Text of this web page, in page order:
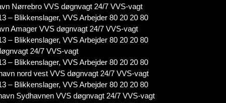
Nørrebro VVS døgnvagt 24/7 VVS-vagt
– Blikkenslager, VVS Arbejder 80 20 20 80
Amager VVS døgnvagt 24/7 VVS-vagt
– Blikkenslager, VVS Arbejder 80 20 20 80
24/7 VVS-vagt
– Blikkenslager, VVS Arbejder 80 20 20 80
nord vest VVS døgnvagt 24/7 VVS-vagt
– Blikkenslager, VVS Arbejder 80 20 20 80
Sydhavnen VVS døgnvagt 24/7 VVS-vagt